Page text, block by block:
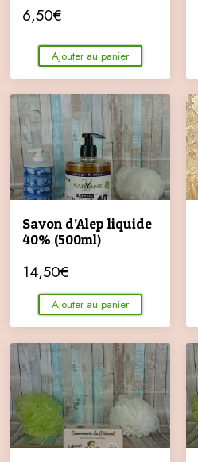
6,50€
Ajouter au panier
Savon d’Alep liquide
40% (500ml)
14,50€
Ajouter au panier